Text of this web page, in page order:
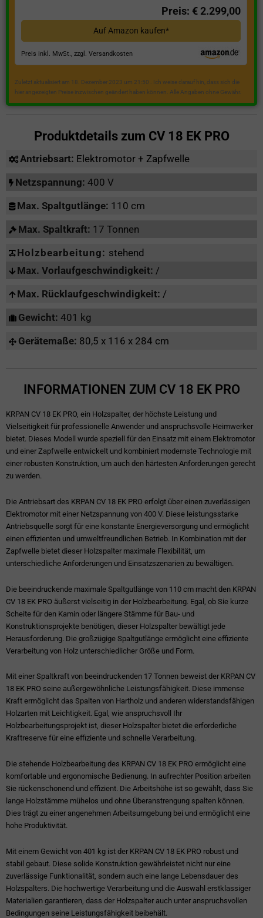
Preis: € 2.299,00
Auf Amazon kaufen*
Preis inkl. MwSt., zzgl. Versandkosten
Zuletzt aktualisiert am 18. Dezember 2023 um 21:50 . Ich weise darauf hin, dass sich die
hier angezeigten Preise inzwischen geändert haben können. Alle Angaben ohne Gewähr.
Produktdetails zum CV 18 EK PRO
Antriebsart: Elektromotor + Zapfwelle
Netzspannung: 400 V
Max. Spaltgutlänge: 110 cm
Max. Spaltkraft: 17 Tonnen
Holzbearbeitung: stehend
Max. Vorlaufgeschwindigkeit: /
Max. Rücklaufgeschwindigkeit: /
Gewicht: 401 kg
Gerätemaße: 80,5 x 116 x 284 cm
INFORMATIONEN ZUM CV 18 EK PRO
KRPAN CV 18 EK PRO, ein Holzspalter, der höchste Leistung und
Vielseitigkeit für professionelle Anwender und anspruchsvolle Heimwerker
bietet. Dieses Modell wurde speziell für den Einsatz mit einem Elektromotor
und einer Zapfwelle entwickelt und kombiniert modernste Technologie mit
einer robusten Konstruktion, um auch den härtesten Anforderungen gerecht
zu werden.
Die Antriebsart des KRPAN CV 18 EK PRO erfolgt über einen zuverlässigen
Elektromotor mit einer Netzspannung von 400 V. Diese leistungsstarke
Antriebsquelle sorgt für eine konstante Energieversorgung und ermöglicht
einen effizienten und umweltfreundlichen Betrieb. In Kombination mit der
Zapfwelle bietet dieser Holzspalter maximale Flexibilität, um
unterschiedliche Anforderungen und Einsatzszenarien zu bewältigen.
Die beeindruckende maximale Spaltgutlänge von 110 cm macht den KRPAN
CV 18 EK PRO äußerst vielseitig in der Holzbearbeitung. Egal, ob Sie kurze
Scheite für den Kamin oder längere Stämme für Bau- und
Konstruktionsprojekte benötigen, dieser Holzspalter bewältigt jede
Herausforderung. Die großzügige Spaltgutlänge ermöglicht eine effiziente
Verarbeitung von Holz unterschiedlicher Größe und Form.
Mit einer Spaltkraft von beeindruckenden 17 Tonnen beweist der KRPAN CV
18 EK PRO seine außergewöhnliche Leistungsfähigkeit. Diese immense
Kraft ermöglicht das Spalten von Hartholz und anderen widerstandsfähigen
Holzarten mit Leichtigkeit. Egal, wie anspruchsvoll Ihr
Holzbearbeitungsprojekt ist, dieser Holzspalter bietet die erforderliche
Kraftreserve für eine effiziente und schnelle Verarbeitung.
Die stehende Holzbearbeitung des KRPAN CV 18 EK PRO ermöglicht eine
komfortable und ergonomische Bedienung. In aufrechter Position arbeiten
Sie rückenschonend und effizient. Die Arbeitshöhe ist so gewählt, dass Sie
lange Holzstämme mühelos und ohne Überanstrengung spalten können.
Dies trägt zu einer angenehmen Arbeitsumgebung bei und ermöglicht eine
hohe Produktivität.
Mit einem Gewicht von 401 kg ist der KRPAN CV 18 EK PRO robust und
stabil gebaut. Diese solide Konstruktion gewährleistet nicht nur eine
zuverlässige Funktionalität, sondern auch eine lange Lebensdauer des
Holzspalters. Die hochwertige Verarbeitung und die Auswahl erstklassiger
Materialien garantieren, dass der Holzspalter auch unter anspruchsvollen
Bedingungen seine Leistungsfähigkeit beibehält.